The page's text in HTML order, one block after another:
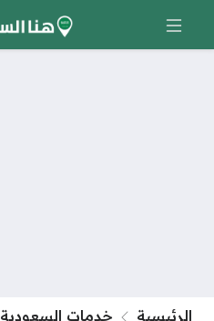
الرئيسية خدمات السعودية